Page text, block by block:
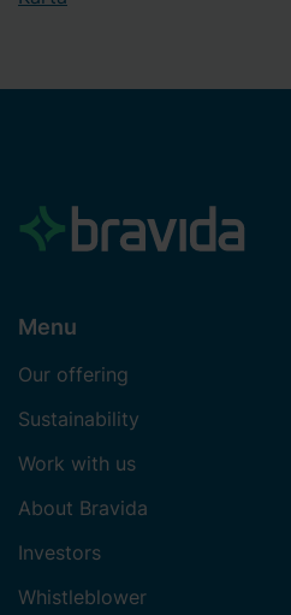
Menu
Our offering
Sustainability
Work with us
About Bravida
Investors
Whistleblower